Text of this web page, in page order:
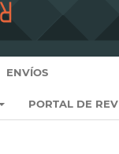
ENVÍOS
PORTAL DE